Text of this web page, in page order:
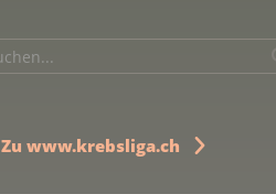
Zu www.krebsliga.ch